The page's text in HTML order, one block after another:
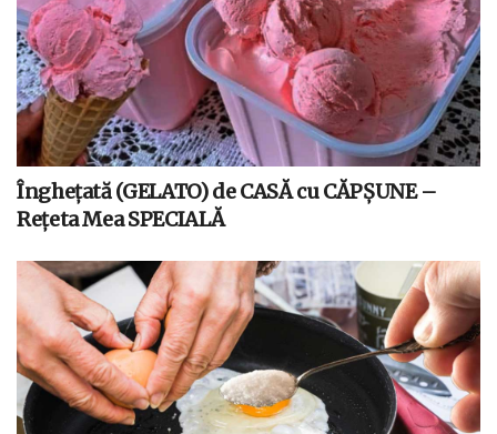
Înghețată (GELATO) de CASĂ cu CĂPȘUNE –
Rețeta Mea SPECIALĂ